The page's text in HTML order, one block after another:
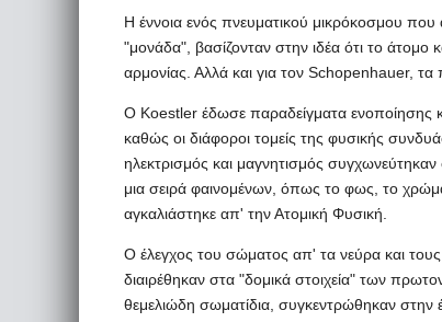
Η έννοια ενός πνευματικού μικρόκοσμου
"μονάδα", βασίζονταν στην ιδέα ότι το άτομο
αρμονίας. Αλλά και για τον Schopenhauer,
Ο Koestler έδωσε παραδείγματα ενοποίησης
καθώς οι διάφοροι τομείς της φυσικής
ηλεκτρισμός και μαγνητισμός
μια σειρά φαινομένων, όπως το φως, το
αγκαλιάστηκε απ' την Ατομική Φυσική.
Ο έλεγχος του σώματος απ' τα νεύρα και τους
διαιρέθηκαν στα "δομικά στοιχεία" των
θεμελιώδη σωματίδια, συγκεντρώθηκαν